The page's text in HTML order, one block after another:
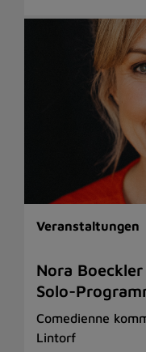
Veranstaltungen
Nora
Solo-
Comedienne
Lintorf